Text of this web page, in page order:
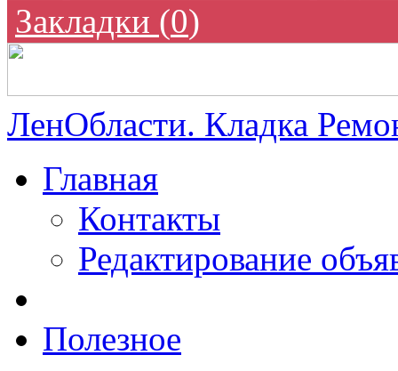
Закладки (0)
ЛенОбласти. Кладка
Главная
Контакты
Редактирование
Полезное